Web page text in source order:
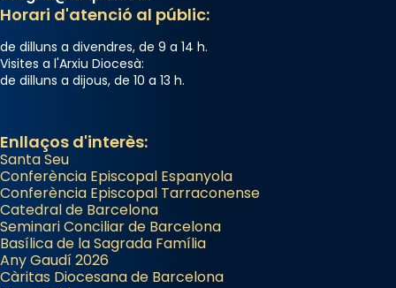
Horari d'atenció al públic:
de dilluns a divendres, de 9 a 14 h.
Visites a l'Arxiu Diocesà:
de dilluns a dijous, de 10 a 13 h.
Enllaços d'interès:
Santa Seu
Conferència Episcopal Espanyola
Conferència Episcopal Tarraconense
Catedral de Barcelona
Seminari Conciliar de Barcelona
Basílica de la Sagrada Família
Any Gaudí 2026
Càritas Diocesana de Barcelona